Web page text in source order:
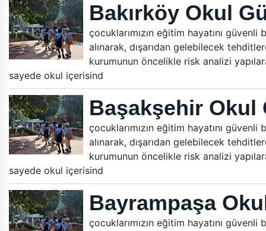
Bakırköy Okul
çocuklarımızın eğitim hayatını
alınarak, dışarıdan gelebilecek
kurumunun öncelikle risk analizi
sayede okul içerisind
Başakşehir Okul
çocuklarımızın eğitim hayatını
alınarak, dışarıdan gelebilecek
kurumunun öncelikle risk analizi
sayede okul içerisind
Bayrampaşa
çocuklarımızın eğitim hayatını